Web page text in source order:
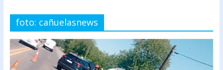
foto: cañuelasnews